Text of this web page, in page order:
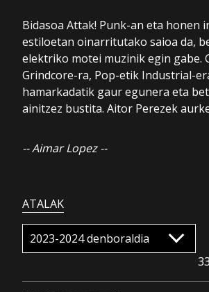
Bidasoa Attak! Punk-an eta honen
estiloetan oinarritutako saioa da,
elektriko motei muzinik egin gabe.
Grindcore-ra, Pop-etik Industrial-
hamarkadatik gaur egunera eta
ainitzez bustita. Aitor Perezek
-- Aimar Lopez --
ATALAK